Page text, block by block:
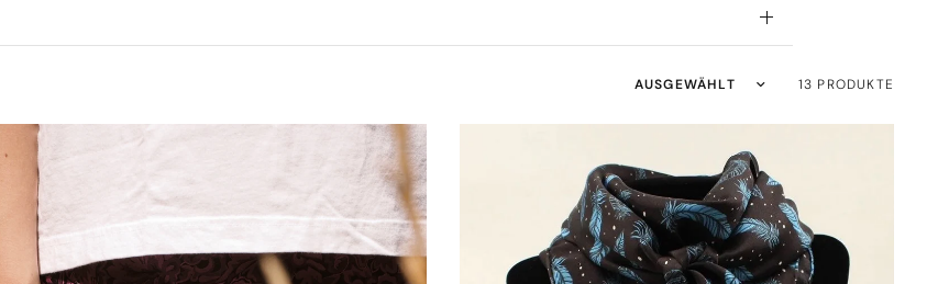
Sortieren nach: 13 PRODUKTE